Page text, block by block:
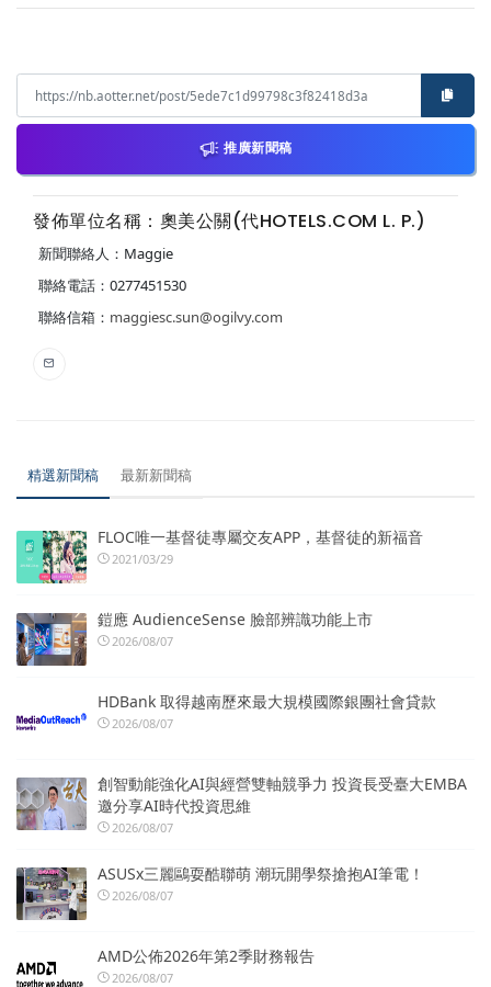
推廣新聞稿
發佈單位名稱：奧美公關(代HOTELS.COM L. P.)
新聞聯絡人：Maggie
聯絡電話：0277451530
聯絡信箱： maggiesc.sun@ogilvy.com
精選新聞稿 最新新聞稿
FLOC唯一基督徒專屬交友APP，基督徒的新福音
2021/03/29
鎧應 AudienceSense 臉部辨識功能上市
2026/08/07
HDBank 取得越南歷來最大規模國際銀團社會貸款
2026/08/07
創智動能強化AI與經營雙軸競爭力 投資長受臺大EMBA
邀分享AI時代投資思維
2026/08/07
ASUSx三麗鷗耍酷聯萌 潮玩開學祭搶抱AI筆電！
2026/08/07
AMD公佈2026年第2季財務報告
2026/08/07